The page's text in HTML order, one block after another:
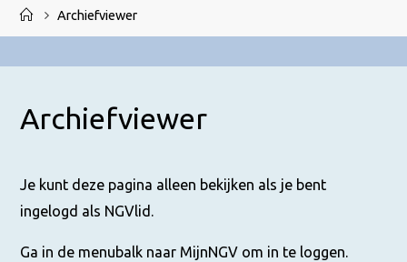
HomeArchiefviewer
Archiefviewer
Je kunt deze pagina alleen bekijken als je bent
ingelogd als NGVlid.
Ga in de menubalk naar MijnNGV om in te loggen.